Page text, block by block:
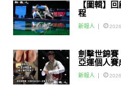
【圖輯】
程
新報人
劍擊世錦賽
亞運個人
練：如醫生
新報人